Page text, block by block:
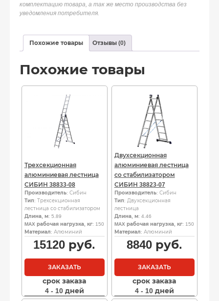
комплектацию товара, а так же место производства без
уведомления потребителя.
Похожие товары Отзывы (0)
Похожие товары
Трехсекционная
алюминиевая лестница
СИБИН 38833-08
Производитель: Сибин
Тип: Трехсекционная
лестница со стабилизатором
Длина, м: 5.89
MAX рабочая нагрузка, кг: 150
Материал: Алюминий
15120 руб.
ЗАКАЗАТЬ
срок заказа
4 - 10 дней
Двухсекционная
алюминиевая лестница
со стабилизатором
СИБИН 38823-07
Производитель: Сибин
Тип: Двухсекционная
лестница
Длина, м: 4.46
MAX рабочая нагрузка, кг: 150
Материал: Алюминий
8840руб.
ЗАКАЗАТЬ
срок заказа
4 - 10 дней